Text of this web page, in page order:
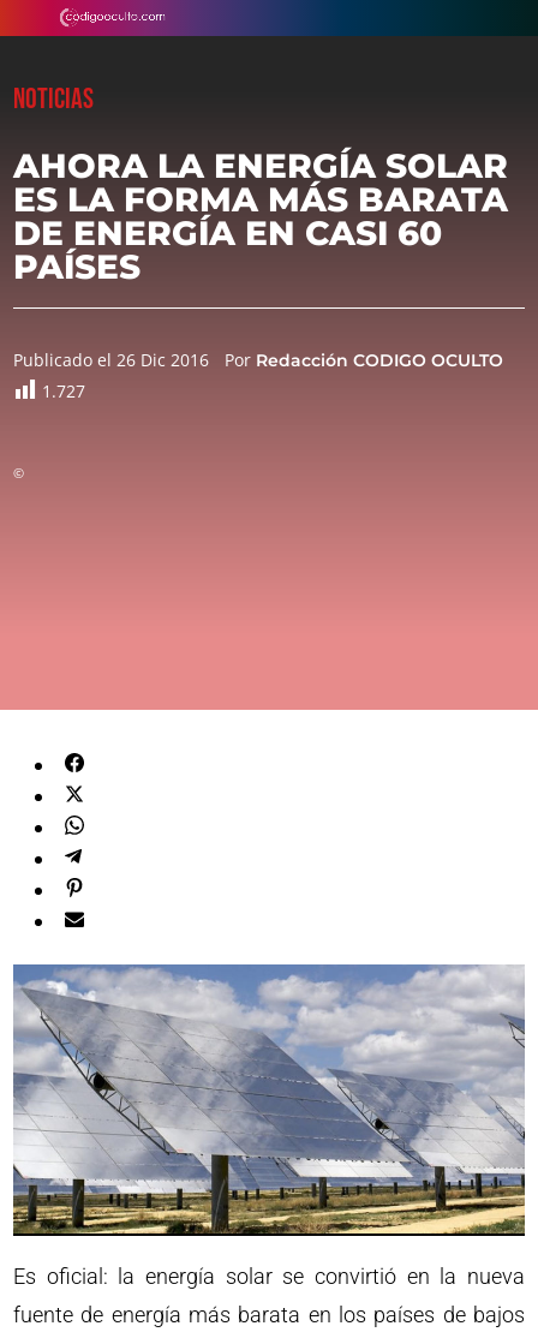
NOTICIAS
AHORA LA ENERGÍA SOLAR
ES LA FORMA MÁS BARATA
DE ENERGÍA EN CASI 60
PAÍSES
Publicado el 26 Dic 2016 Por Redacción CODIGO OCULTO
1.727
©
Es oficial: la energía solar se convirtió en la nueva
fuente de energía más barata en los países de bajos